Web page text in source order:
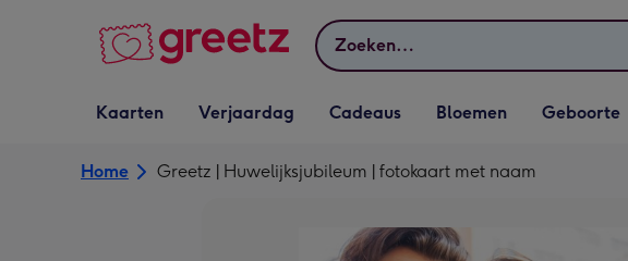
Zoeken
Vervolgkeuzelijst
Kaarten openen
Kaarten
Vervolgkeuzelijst
Verjaardag openen
Verjaardag
Vervolgkeuzelijst
Cadeaus openen
Cadeaus
Vervolgkeuzelijst
Bloemen openen
Bloemen
Vervolgkeuzelijst
Geboorte openen
Geboorte
Home Greetz | Huwelijksjubileum | fotokaart met naam